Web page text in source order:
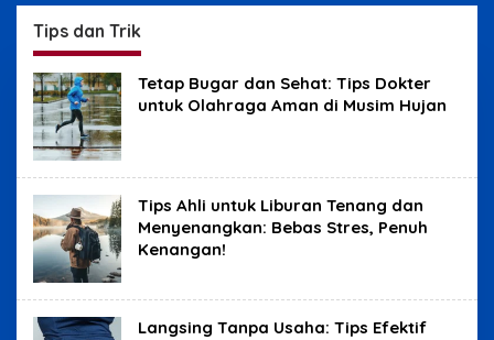
Benjolan
Sydney
Tips dan Trik
Tetap Bugar dan Sehat: Tips Dokter
untuk Olahraga Aman di Musim Hujan
Tips Ahli untuk Liburan Tenang dan
Menyenangkan: Bebas Stres, Penuh
Kenangan!
Langsing Tanpa Usaha: Tips Efektif